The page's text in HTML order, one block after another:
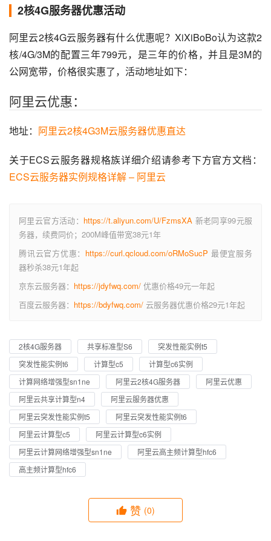
2核4G服务器优惠活动
阿里云2核4G云服务器有什么优惠呢？XiXiBoBo认为这款2
核/4G/3M的配置三年799元，是三年的价格，并且是3M的
公网宽带，价格很实惠了，活动地址如下：
阿里云优惠：
地址： 阿里云2核4G3M云服务器优惠直达
关于ECS云服务器规格族详细介绍请参考下方官方文档：
ECS云服务器实例规格详解 – 阿里云
阿里云官方活动： https://t.aliyun.com/U/FzmsXA 新老同享99元服
务器，续费同价；200M峰值带宽38元1年
腾讯云官方优惠： https://curl.qcloud.com/oRMoSucP 最便宜服务
器秒杀38元1年起
京东云服务器： https://jdyfwq.com/ 优惠价格49元一年起
百度云服务器： https://bdyfwq.com/ 云服务器优惠价格29元1年起
2核4G服务器 共享标准型S6
突发性能实例t5
突发性能实例t6
计算型c5
计算型c6实例
计算网络增强型sn1ne
阿里云2核4G服务器
阿里云优惠
阿里云共享计算型n4
阿里云服务器优惠
阿里云突发性能实例t5
阿里云突发性能实例t6
阿里云计算型c5
阿里云计算型c6实例
阿里云计算网络增强型sn1ne
阿里云高主频计算型hfc6
高主频计算型hfc6
赞 (0)